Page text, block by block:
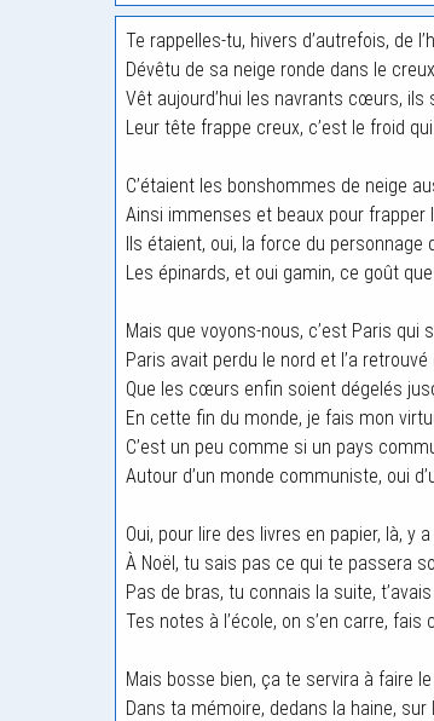
Te rappelles-tu, hivers d’autrefois, de
Dévêtu de sa neige ronde dans le
Vêt aujourd’hui les navrants cœurs,
Leur tête frappe creux, c’est le froid
C’étaient les bonshommes de neige
Ainsi immenses et beaux pour frapper
Ils étaient, oui, la force du personnage
Les épinards, et oui gamin, ce goût
Mais que voyons-nous, c’est Paris qui
Paris avait perdu le nord et l’a retrouvé
Que les cœurs enfin soient dégelés
En cette fin du monde, je fais mon
C’est un peu comme si un pays
Autour d’un monde communiste, oui
Oui, pour lire des livres en papier, là, y
À Noël, tu sais pas ce qui te passera
Pas de bras, tu connais la suite, t’avais
Tes notes à l’école, on s’en carre, fais
Mais bosse bien, ça te servira à faire
Dans ta mémoire, dedans la haine,